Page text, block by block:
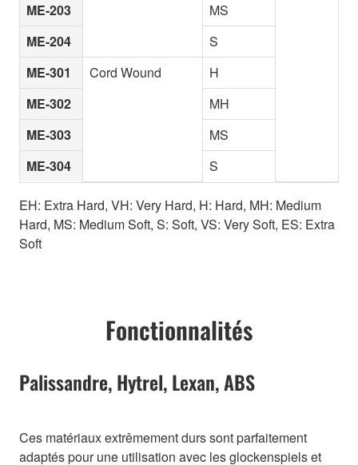
ME-203
MS
ME-204
S
ME-301
Cord Wound
H
ME-302
MH
ME-303
MS
ME-304
S
EH: Extra Hard, VH: Very Hard, H: Hard, MH: Medium
Hard, MS: Medium Soft, S: Soft, VS: Very Soft, ES: Extra
Soft
Fonctionnalités
Palissandre, Hytrel, Lexan, ABS
Ces matériaux extrêmement durs sont parfaitement
adaptés pour une utilisation avec les glockenspiels et